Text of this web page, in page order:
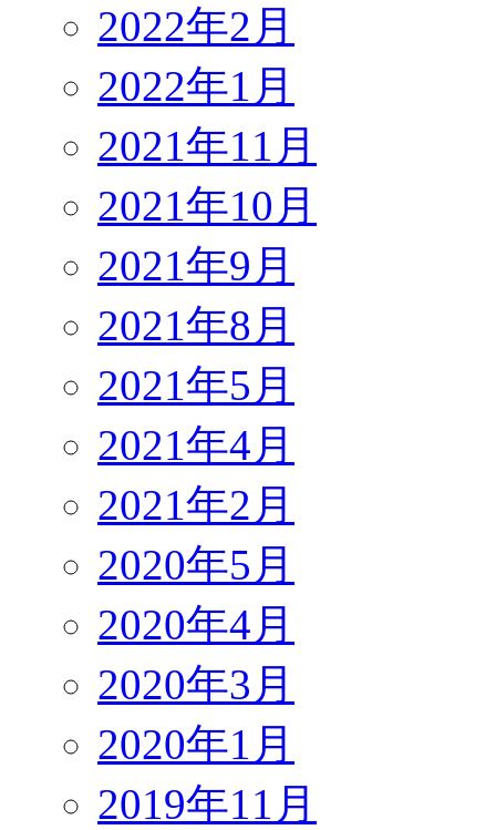
2022年2月
2022年1月
2021年11月
2021年10月
2021年9月
2021年8月
2021年5月
2021年4月
2021年2月
2020年5月
2020年4月
2020年3月
2020年1月
2019年11月